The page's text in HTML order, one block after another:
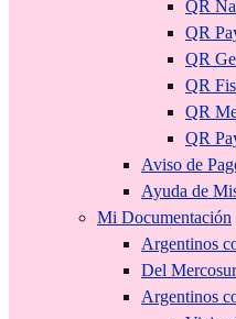
QR
QR
QR
QR
QR
QR
Aviso de
Ayuda de
Mi Documentación
Argentinos
Del
Argentinos